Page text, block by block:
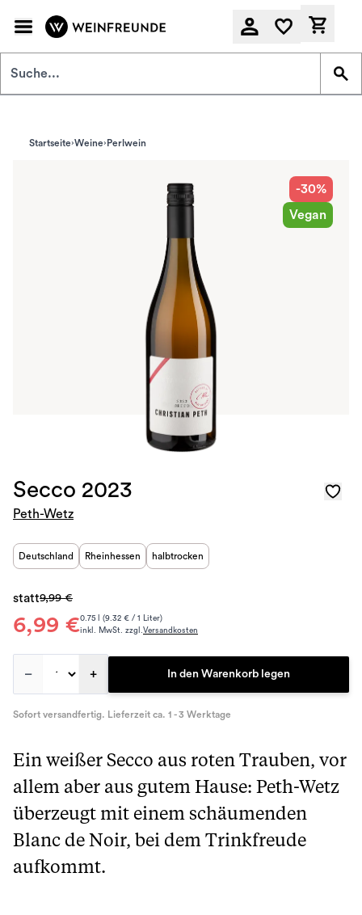
Startseite Weine Perlwein
-30%
Vegan
Secco 2023
Peth-Wetz
Deutschland Rheinhessen halbtrocken
6,99 €
statt9,99 €
0.75 l (9.32 € / 1 Liter)
inkl. MwSt. zzgl.Versandkosten
– + In den Warenkorb legen
Sofort versandfertig. Lieferzeit ca. 1 - 3 Werktage
Ein weißer Secco aus roten Trauben, vor
allem aber aus gutem Hause: Peth-Wetz
überzeugt mit einem schäumenden
Blanc de Noir, bei dem Trinkfreude
aufkommt.